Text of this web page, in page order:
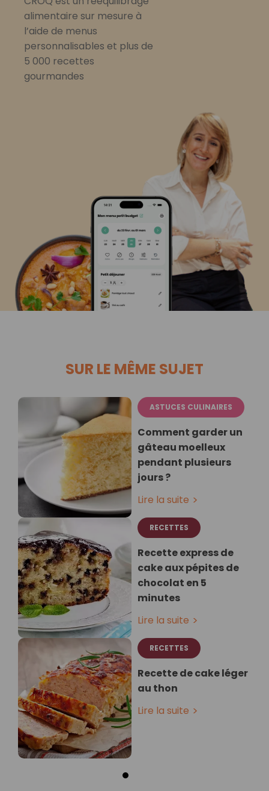
alimentaire sur mesure à
l’aide de menus
personnalisables et plus de
5 000 recettes
gourmandes
SUR LE MÊME SUJET
ASTUCES CULINAIRES
Comment garder un
gâteau moelleux
pendant plusieurs
jours ?
Lire la suite
RECETTES
Recette express de
cake aux pépites de
chocolat en 5
minutes
Lire la suite
RECETTES
Recette de cake léger
au thon
Lire la suite